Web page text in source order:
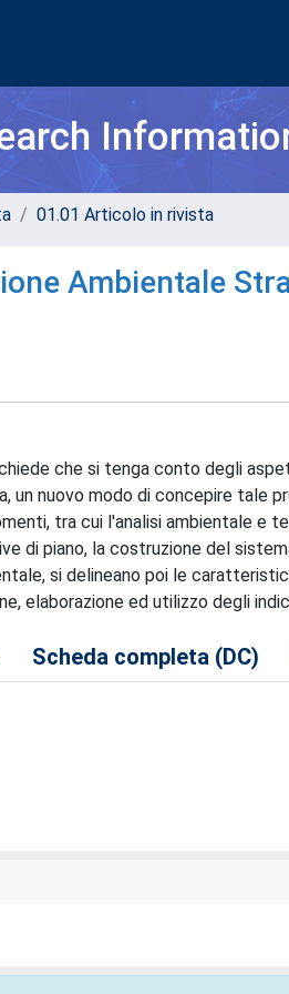
01.01 Articolo in rivista
Ambientale
che si tenga conto degli
un nuovo modo di concepire tale
tra cui l'analisi ambientale e
di piano, la costruzione del
si delineano poi le
elaborazione ed utilizzo degli
Scheda completa (DC)